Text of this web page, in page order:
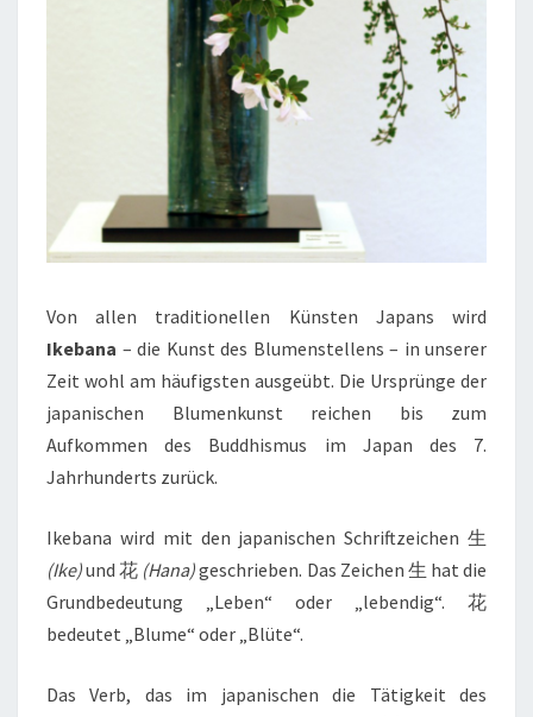
Von allen traditionellen Künsten Japans wird
Ikebana – die Kunst des Blumenstellens – in unserer
Zeit wohl am häufigsten ausgeübt. Die Ursprünge der
japanischen Blumenkunst reichen bis zum
Aufkommen des Buddhismus im Japan des 7.
Jahrhunderts zurück.
Ikebana wird mit den japanischen Schriftzeichen 生
(Ike)und 花 (Hana)geschrieben. Das Zeichen 生 hat die
Grundbedeutung „Leben“ oder „lebendig“. 花
bedeutet „Blume“ oder „Blüte“.
Das Verb, das im japanischen die Tätigkeit des